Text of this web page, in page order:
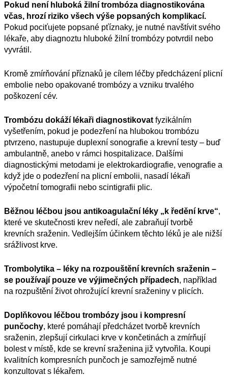
Pokud není hluboká žilní trombóza diagnostikována
včas, hrozí riziko všech výše popsaných komplikací.
Pokud pociťujete popsané pťíznaky, je nutné navštívit svého
lékaře, aby diagnoztu hluboké žilní trombózy potvrdil nebo
vyvrátil.
Kromě zmírňování příznaků je cílem léčby předcházení plicní
embolie nebo opakované trombózy a vzniku trvalého
poškození cév.
Trombózu dokáží lékaři diagnostikovat fyzikálním
vyšetřením, pokud je podezření na hlubokou trombózu
ptvrzeno, nastupuje duplexní sonografie a krevní testy – buď
ambulantně, anebo v rámci hospitalizace. Dalšími
diagnostickými metodami je elektrokardiografie, venografie a
když jde o podezření na plicní embolii, nasadí lékaři
výpočetní tomografii nebo scintigrafii plic.
Běžnou léčbou jsou antikoagulační léky „k ředění krve“,
které ve skutečnosti krev neředí, ale zabraňují tvorbě
krevních sraženin. Vedlejším účinkem těchto léků je ale nižší
srážlivost krve.
Trombolytika – léky na rozpouštění krevních sraženin –
se používají pouze ve výjimečných případech, například
na rozpuštění život ohrožující krevní sraženiny v plicích.
Doplňkovou léčbou trombózy jsou i kompresní
punčochy, které pomáhají předcházet tvorbě krevních
sraženin, zlepšují cirkulaci krve v končetinách a zmírňují
bolest v místě, kde se krevní sraženina již vytvořila. Koupi
kvalitních kompresních punčoch je samozřejmě nutné
konzultovat s lékařem.